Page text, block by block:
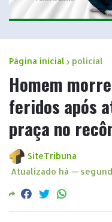
Página inicial policial
Homem
feridos após
praça no
SiteTribuna
Atualizado há —